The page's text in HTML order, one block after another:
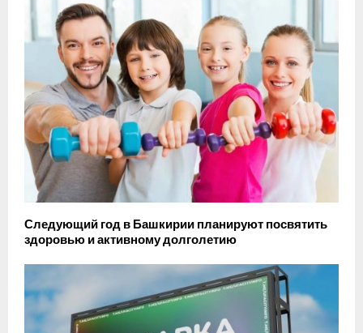
Следующий год в Башкирии планируют посвятить
здоровью и активному долголетию